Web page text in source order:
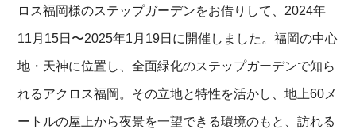
ロス福岡様のステップガーデンをお借りして、2024年
11月15日〜2025年1月19日に開催しました。福岡の中心
地・天神に位置し、全面緑化のステップガーデンで知ら
れるアクロス福岡。その立地と特性を活かし、地上60メ
ートルの屋上から夜景を一望できる環境のもと、訪れる